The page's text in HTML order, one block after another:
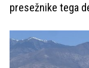
presežnike tega